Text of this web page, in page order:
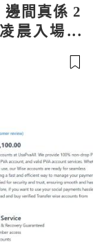
間真係 2
晨入場流